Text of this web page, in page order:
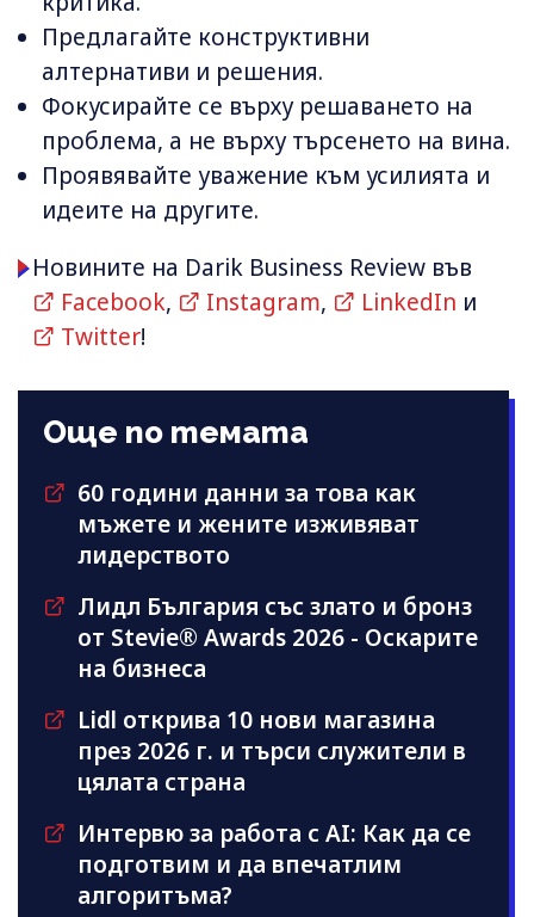
Предлагайте конструктивни
алтернативи и решения.
Фокусирайте се върху решаването на
проблема, а не върху търсенето на вина.
Проявявайте уважение към усилията и
идеите на другите.
Новините на Darik Business Review във
Facebook, Instagram, LinkedIn и
Twitter!
Още по темата
60 години данни за това как
мъжете и жените изживяват
лидерството
Лидл България със злато и бронз
от Stevie® Awards 2026 - Оскарите
на бизнеса
Lidl открива 10 нови магазина
през 2026 г. и търси служители в
цялата страна
Интервю за работа с AI: Как да се
подготвим и да впечатлим
алгоритъма?